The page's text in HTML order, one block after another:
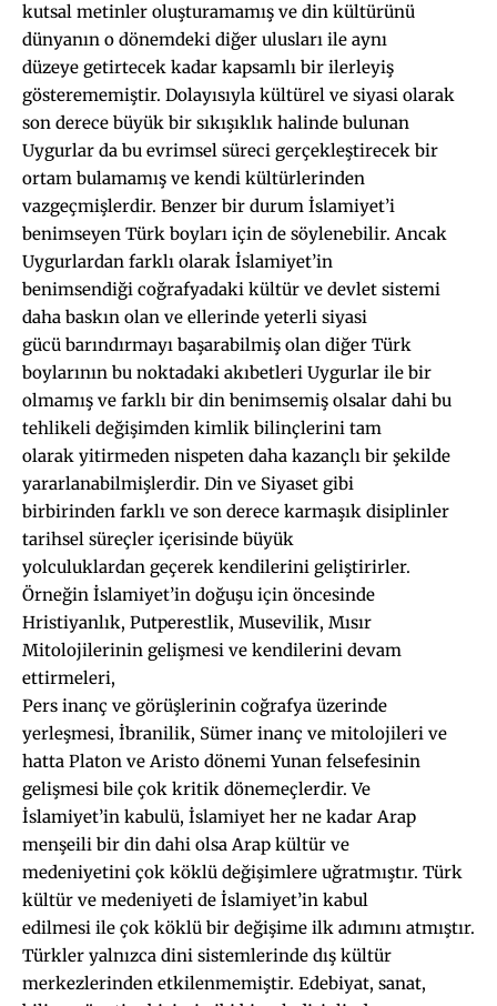
kutsal metinler oluşturamamış ve din kültürünü
dünyanın o dönemdeki diğer ulusları ile aynı
düzeye getirtecek kadar kapsamlı bir ilerleyiş
gösterememiştir. Dolayısıyla kültürel ve siyasi olarak
son derece büyük bir sıkışıklık halinde bulunan
Uygurlar da bu evrimsel süreci gerçekleştirecek bir
ortam bulamamış ve kendi kültürlerinden
vazgeçmişlerdir. Benzer bir durum İslamiyet’i
benimseyen Türk boyları için de söylenebilir. Ancak
Uygurlardan farklı olarak İslamiyet’in
benimsendiği coğrafyadaki kültür ve devlet sistemi
daha baskın olan ve ellerinde yeterli siyasi
gücü barındırmayı başarabilmiş olan diğer Türk
boylarının bu noktadaki akıbetleri Uygurlar ile bir
olmamış ve farklı bir din benimsemiş olsalar dahi bu
tehlikeli değişimden kimlik bilinçlerini tam
olarak yitirmeden nispeten daha kazançlı bir şekilde
yararlanabilmişlerdir. Din ve Siyaset gibi
birbirinden farklı ve son derece karmaşık disiplinler
tarihsel süreçler içerisinde büyük
yolculuklardan geçerek kendilerini geliştirirler.
Örneğin İslamiyet’in doğuşu için öncesinde
Hristiyanlık, Putperestlik, Musevilik, Mısır
Mitolojilerinin gelişmesi ve kendilerini devam
ettirmeleri,
Pers inanç ve görüşlerinin coğrafya üzerinde
yerleşmesi, İbranilik, Sümer inanç ve mitolojileri ve
hatta Platon ve Aristo dönemi Yunan felsefesinin
gelişmesi bile çok kritik dönemeçlerdir. Ve
İslamiyet’in kabulü, İslamiyet her ne kadar Arap
menşeili bir din dahi olsa Arap kültür ve
medeniyetini çok köklü değişimlere uğratmıştır. Türk
kültür ve medeniyeti de İslamiyet’in kabul
edilmesi ile çok köklü bir değişime ilk adımını atmıştır.
Türkler yalnızca dini sistemlerinde dış kültür
merkezlerinden etkilenmemiştir. Edebiyat, sanat,